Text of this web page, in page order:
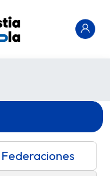
Federaciones